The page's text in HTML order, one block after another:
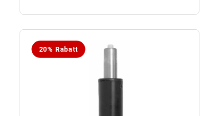
20% Rabatt